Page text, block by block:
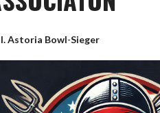
Astoria Bowl-Sieger